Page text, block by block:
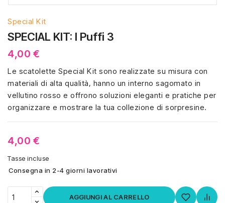
Special Kit
SPECIAL KIT: I Puffi 3
4,00 €
Le scatolette Special Kit sono realizzate su misura con
materiali di alta qualità, hanno un interno sagomato in
vellutino rosso e offrono soluzioni eleganti e pratiche per
organizzare e mostrare la tua collezione di sorpresine.
4,00 €
Tasse incluse
Consegna in 2-4 giorni lavorativi
AGGIUNGI AL CARRELLO